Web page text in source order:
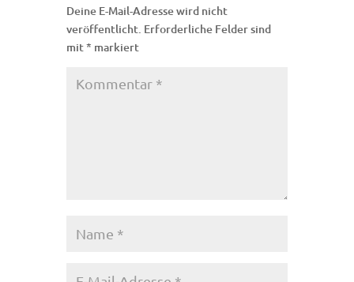
Deine E-Mail-Adresse wird nicht
veröffentlicht. Erforderliche Felder sind
mit* markiert